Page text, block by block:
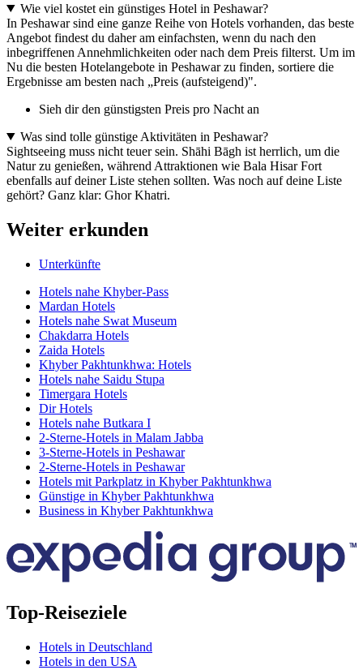
Wie viel kostet ein günstiges Hotel in Peshawar?
In Peshawar sind eine ganze Reihe von Hotels vorhanden, das beste
Angebot findest du daher am einfachsten, wenn du nach den
inbegriffenen Annehmlichkeiten oder nach dem Preis filterst. Um im
Nu die besten Hotelangebote in Peshawar zu finden, sortiere die
Ergebnisse am besten nach „Preis (aufsteigend)".
Sieh dir den günstigsten Preis pro Nacht an
Was sind tolle günstige Aktivitäten in Peshawar?
Sightseeing muss nicht teuer sein. Shāhi Bāgh ist herrlich, um die
Natur zu genießen, während Attraktionen wie Bala Hisar Fort
ebenfalls auf deiner Liste stehen sollten. Was noch auf deine Liste
gehört? Ganz klar: Ghor Khatri.
Weiter erkunden
Unterkünfte
Hotels nahe Khyber-Pass
Mardan Hotels
Hotels nahe Swat Museum
Chakdarra Hotels
Zaida Hotels
Khyber Pakhtunkhwa: Hotels
Hotels nahe Saidu Stupa
Timergara Hotels
Dir Hotels
Hotels nahe Butkara I
2-Sterne-Hotels in Malam Jabba
3-Sterne-Hotels in Peshawar
2-Sterne-Hotels in Peshawar
Hotels mit Parkplatz in Khyber Pakhtunkhwa
Günstige in Khyber Pakhtunkhwa
Business in Khyber Pakhtunkhwa
Top-Reiseziele
Hotels in Deutschland
Hotels in den USA